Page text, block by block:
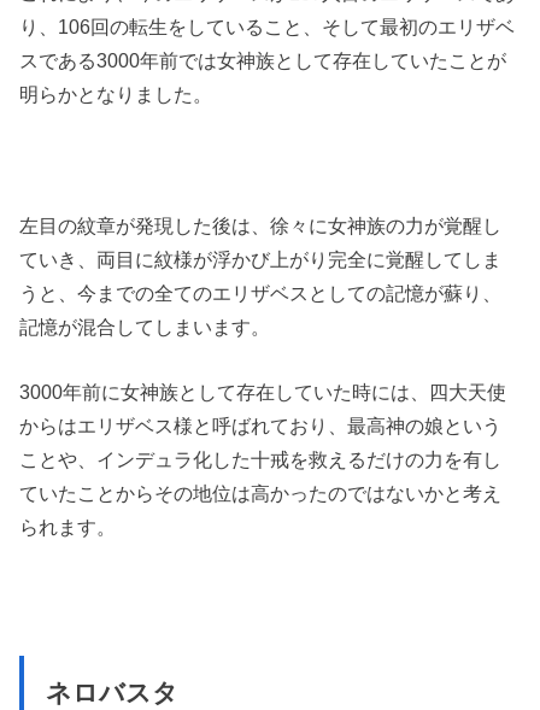
り、106回の転生をしていること、そして最初のエリザベ
スである3000年前では女神族として存在していたことが
明らかとなりました。
左目の紋章が発現した後は、徐々に女神族の力が覚醒し
ていき、両目に紋様が浮かび上がり完全に覚醒してしま
うと、今までの全てのエリザベスとしての記憶が蘇り、
記憶が混合してしまいます。
3000年前に女神族として存在していた時には、四大天使
からはエリザベス様と呼ばれており、最高神の娘という
ことや、インデュラ化した十戒を救えるだけの力を有し
ていたことからその地位は高かったのではないかと考え
られます。
ネロバスタ